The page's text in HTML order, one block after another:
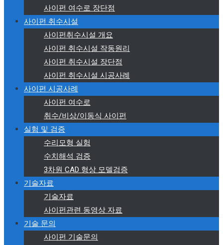
사이펀 여수로 장단점
사이펀 취수시설
사이펀취수시설 개요
사이펀 취수시설 작동원리
사이펀 취수시설 장단점
사이펀 취수시설 시공사례
사이펀 시공사례
사이펀 여수로
취수/비상/이동식 사이펀
실험 및 검증
수리모형 실험
수치해석 검증
3차원 CAD 형상 모델검증
기술자료
기술자료
사이펀관련 동영상 자료
기술 문의
사이펀 기술문의